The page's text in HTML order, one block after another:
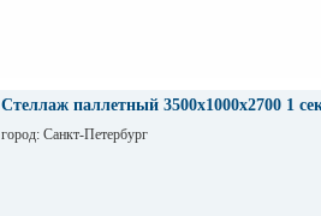
Стеллаж паллетный 3500х1000х2700 1
город: Санкт-Петербург